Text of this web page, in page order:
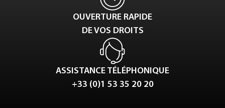
OUVERTURE RAPIDE
DE VOS DROITS
ASSISTANCE TÉLÉPHONIQUE
+33 (0)1 53 35 20 20